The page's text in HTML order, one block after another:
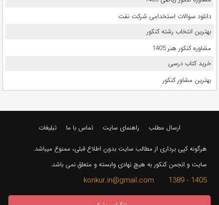
دانلود سوالات استخدامی شرکت نفت
بهترین انتخاب رشته کنکور
مشاوره کنکور هنر 1405
خرید کتاب درسی
بهترین مشاور کنکور
ارسال مطلب راهنمای سایت تماس با ما تبلیغات
هرگونه کپی برداری از مطالب سایت بدون اطلاع قبلی، ممنوع میباشد.
سایت و انجمن کنکور به هیچ نهادی وابسته و متعلق نمی باشد.
1405 - 1389 konkur.in@gmail.com